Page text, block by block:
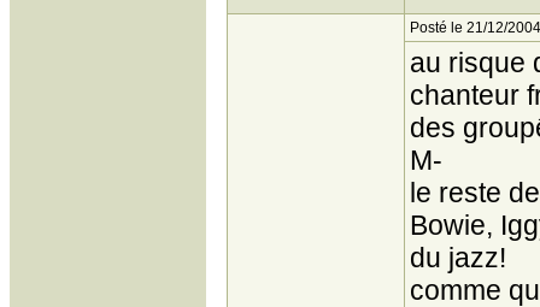
Posté le 21/12/
au risque
chanteur
des
M-
le reste
Bowie,
du jazz!
comme